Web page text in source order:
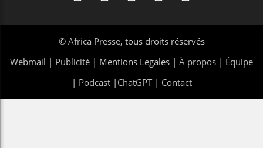
© Africa Presse, tous droits réservés
Webmail | Publicité | Mentions Legales | À propos | Équipe
| Podcast| ChatGPT| Contact